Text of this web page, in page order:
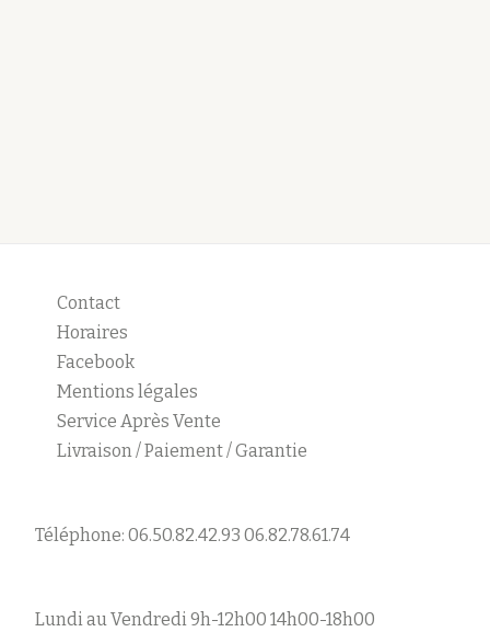
Contact
Horaires
Facebook
Mentions légales
Service Après Vente
Livraison / Paiement / Garantie
Téléphone: 06.50.82.42.93 06.82.78.61.74
Lundi au Vendredi 9h-12h00 14h00-18h00